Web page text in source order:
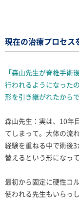
現在の治療プロセス
「森山先生が脊椎手術
行われるようになった
形を引き継がれたからで
森山先生：実は、10年
てしまって。大体の流
経験を重ねる中で術後
替えるという形になっ
最初から固定に硬性コ
使われる先生もいらっ